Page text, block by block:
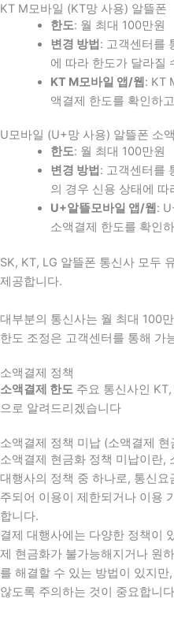
KT M모바일 (KT망 사용) 알뜰폰
한도: 월 최대 100만원
변경 방법 : 고객센터를
에 따라 한도가 달라질
KT M모바일 앱/웹 : KT
액결제 한도를 확인하
U모바일 (U+망 사용) 알뜰폰 소
한도: 월 최대 100만원
변경 방법 : 고객센터를
의 경우 신용 상태에
U+알뜰모바일 앱/웹 :
소액결제 한도를 확인
SK, KT, LG 알뜰폰 통신사 모두
제공합니다.
대부분의 통신사는 월 최대 100
한도 조정은 고객센터를 통해 가
소액결제 정책
소액결제 한도 주요 통신사인
으로 알려드리겠습니다
소액결제 정책 미납 (소액결제 현
소액결제 현금화 정책 미납이란,
대행사의 정책 중 하나로, 통신
주되어 이용이 제한되거나 이용
합니다.
결제 대행사에는 다양한 정책이
제 현금화가 불가능해지거나 원
를 해결할 수 있는 방법이 있지
않도록 주의하는 것이 중요합니